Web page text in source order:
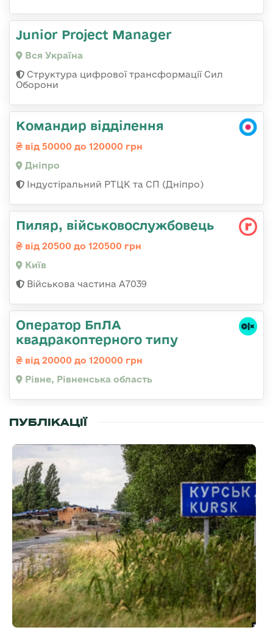
Junior Project Manager
Вся Україна
Структура цифрової трансформації Сил
Оборони
Командир відділення
від 50000 до 120000 грн
Дніпро
Індустіральний РТЦК та СП (Дніпро)
Пиляр, військовослужбовець
від 20500 до 120500 грн
Київ
Військова частина А7039
Оператор БпЛА
квадракоптерного типу
від 20000 до 120000 грн
Рівне, Рівненська область
ПУБЛІКАЦІЇ